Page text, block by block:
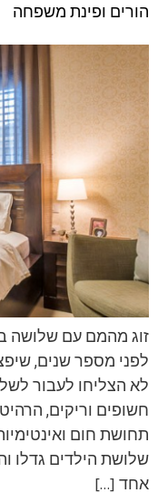
הורים ופינת משפחה
זוג מהמם עם שלושה
לפני מספר שנים,
לא הצליחו לעבור
חשופים וריקים,
תחושת חום
שלושת הילדים גדלו
אחד […]